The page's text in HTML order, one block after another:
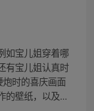
如宝儿姐穿着哪
有宝儿姐认真时
炮时的喜庆画面
的壁纸，以及...